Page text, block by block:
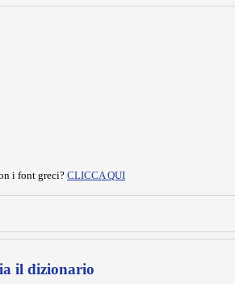
i font greci? CLICCA QUI
il dizionario